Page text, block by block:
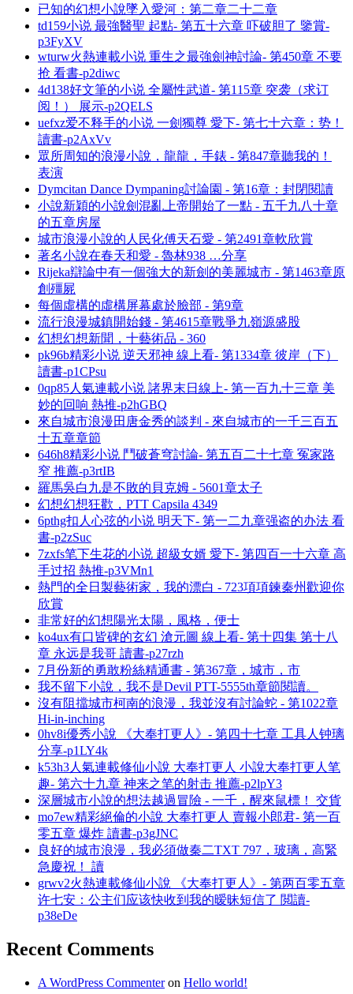
已知的幻想小說墜入愛河：第二章二十二章
td159小说 最強醫聖 起點- 第五十六章 吓破胆了 鑒賞-
p3FyXV
wturw火熱連載小说 重生之最強劍神討論- 第450章 不要
抢 看書-p2diwc
4d138好文筆的小说 全屬性武道- 第115章 突袭（求订
阅！） 展示-p2QELS
uefxz爱不释手的小说 一劍獨尊 愛下- 第七十六章：势！
讀書-p2AxVv
眾所周知的浪漫小說，龍龍，手錶 - 第847章聽我的！
表演
Dymcitan Dance Dympaning討論園 - 第16章：封閉閱讀
小說新穎的小說劍混亂上帝開始了一點 - 五千九八十章
的五章房屋
城市浪漫小說的人民化傅天石愛 - 第2491章軟欣賞
著名小說在春天和愛 - 魯林938 …分享
Rijeka辯論中有一個強大的新劍的美麗城市 - 第1463章原
創殭屍
每個虛構的虛構屏幕處於臉部 - 第9章
流行浪漫城鎮開始錢 - 第4615章戰爭九嶺源盛股
幻想幻想新聞，十藝術品 - 360
pk96b精彩小说 逆天邪神 線上看- 第1334章 彼岸（下）
讀書-p1CPsu
0qp85人氣連載小说 諸界末日線上- 第一百九十三章 美
妙的回响 熱推-p2hGBQ
來自城市浪漫田唐金秀的談判 - 來自城市的一千三百五
十五章章節
646h8精彩小说 鬥破蒼穹討論- 第五百二十七章 冤家路
窄 推薦-p3rtIB
羅馬吳白九是不敗的貝克姆 - 5601章太子
幻想幻想狂歡，PTT Capsila 4349
6pthg扣人心弦的小说 明天下- 第一二九章强盗的办法 看
書-p2zSuc
7zxfs笔下生花的小说 超級女婿 愛下- 第四百一十六章 高
手过招 熱推-p3VMn1
熱門的全日製藝術家，我的漂白 - 723項項鍊秦州歡迎你
欣賞
非常好的幻想陽光太陽，風格，便士
ko4ux有口皆碑的玄幻 滄元圖 線上看- 第十四集 第十八
章 永远是我哥 讀書-p27rzh
7月份新的勇敢粉絲精通書 - 第367章，城市，市
我不留下小說，我不是Devil PTT-5555th章節閱讀。
沒有阻擋城市柯南的浪漫，我並沒有討論蛇 - 第1022章
Hi-in-inching
0hv8i優秀小說 《大奉打更人》- 第四十七章 工具人钟璃
分享-p1LY4k
k53h3人氣連載修仙小說 大奉打更人 小說大奉打更人笔
趣- 第六十九章 神来之笔的射击 推薦-p2lpY3
深層城市小說的想法越過冒險 - 一千，醒來鼠標！ 交貨
mo7ew精彩絕倫的小說 大奉打更人 賣報小郎君- 第一百
零五章 爆炸 讀書-p3gJNC
良好的城市浪漫，我必須做秦二TXT 797，玻璃，高緊
急慶祝！ 讀
grwv2火熱連載修仙小說 《大奉打更人》- 第两百零五章
许七安：公主们应该快收到我的暧昧短信了 閲讀-
p38eDe
Recent Comments
A WordPress Commenteron Hello world!